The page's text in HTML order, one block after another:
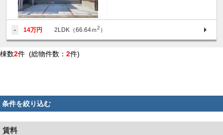
- 14万円 2LDK（66.64ｍ2 ）
棟数2件 (総物件数： 2件)
条件を絞り込む
賃料